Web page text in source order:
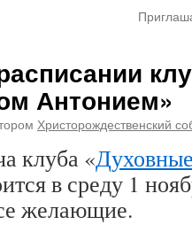
Антонием»
Христорождественский
клуба «
в среду 1
желающие.